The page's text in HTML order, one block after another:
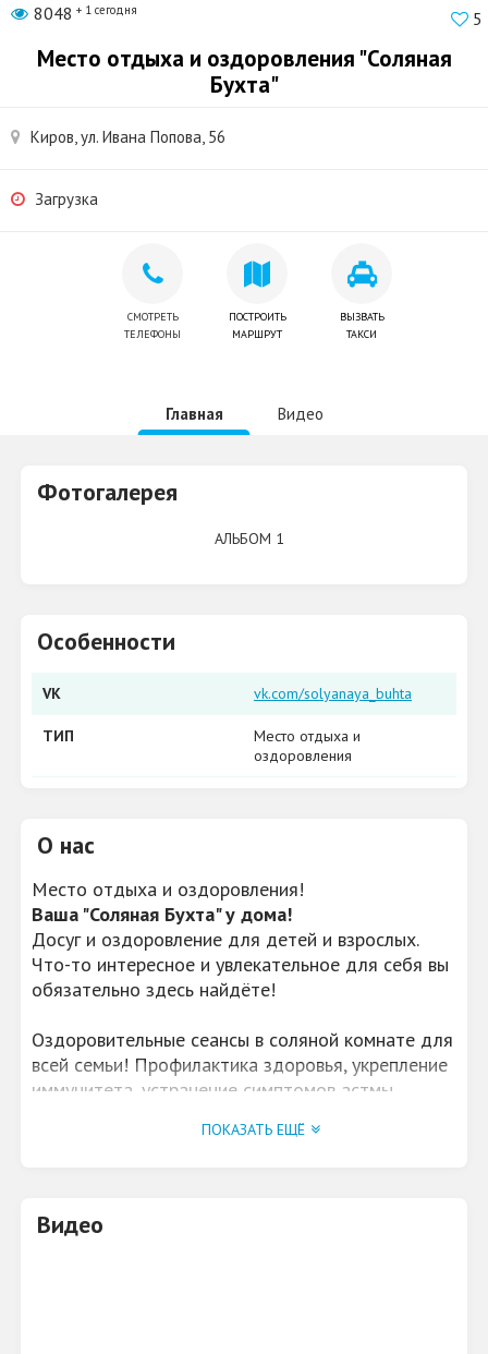
8048 + 1 сегодня 5
Место отдыха и оздоровления "Соляная
Бухта"
Киров, ул. Ивана Попова, 56
Загрузка
СМОТРЕТЬ
ТЕЛЕФОНЫ
ПОСТРОИТЬ
МАРШРУТ
ВЫЗВАТЬ
ТАКСИ
Главная Видео
Фотогалерея
АЛЬБОМ 1
Особенности
VK vk.com/solyanaya_buhta
ТИП
Место отдыха и
оздоровления
О нас
Место отдыха и оздоровления!
Ваша "Соляная Бухта" у дома!
Досуг и оздоровление для детей и взрослых.
Что-то интересное и увлекательное для себя вы
обязательно здесь найдёте!
Оздоровительные сеансы в соляной комнате для
всей семьи! Профилактика здоровья, укрепление
иммунитета, устранение симптомов астмы,
А еще в соляной можно устроить необычное
Специально для Вас:
ПОКАЗАТЬ ЕЩЁ
Видео